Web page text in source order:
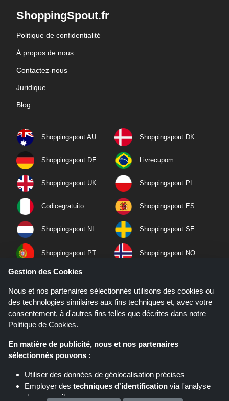
ShoppingSpout.fr
Politique de confidentialité
À propos de nous
Contactez-nous
Juridique
Blog
Shoppingspout AU Shoppingspout DK
Shoppingspout DE Livrecupom
Shoppingspout UK Shoppingspout PL
Codicegratuito Shoppingspout ES
Shoppingspout NL Shoppingspout SE
Shoppingspout PT Shoppingspout NO
Si vous effectuez un achat après avoir cliqué sur les liens de ce site,
Shoppingspout.fr peut gagner une commission d'affiliation sur le site que
Gestion des Cookies
Nous et nos partenaires sélectionnés utilisons des cookies ou
des technologies similaires aux fins techniques et, avec votre
consentement, à d'autres fins telles que décrites dans notre
Politique de Cookies.
En matière de publicité, nous et nos partenaires
sélectionnés pouvons :
Utiliser des données de géolocalisation précises
Employer des techniques d'identification via l'analyse
des appareils